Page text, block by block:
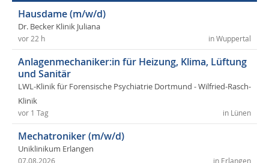
Hausdame (m/w/d)
Dr. Becker Klinik Juliana
in Wuppertal
vor 22 h
Anlagenmechaniker:in für Heizung, Klima, Lüftung
und Sanitär
LWL-Klinik für Forensische Psychiatrie Dortmund - Wilfried-Rasch-
Klinik
in Lünen
vor 1 Tag
Mechatroniker (m/w/d)
Uniklinikum Erlangen
in Erlangen
07.08.2026